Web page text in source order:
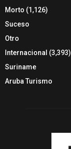
Morto (1,126)
Suceso
Otro
Internacional (3,393)
Suriname
Aruba Turismo